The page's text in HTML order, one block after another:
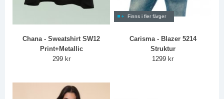
Chana - Sweatshirt SW12
Print+Metallic
299 kr
Finns i fler färger
Carisma - Blazer 5214
Struktur
1299 kr